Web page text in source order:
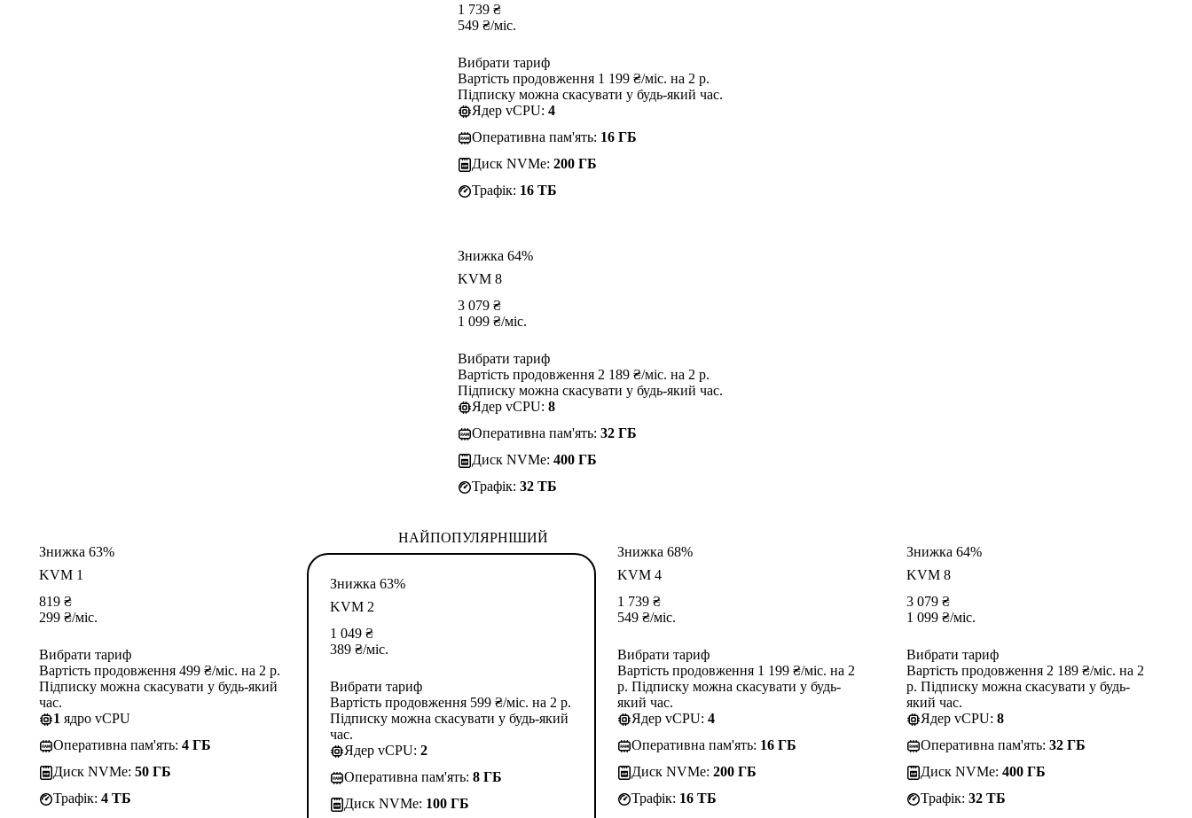
1 739 ₴
549 ₴/міс.
Вибрати тариф
Вартість продовження 1 199 ₴/міс. на 2 р.
Підписку можна скасувати у будь-який час.
Ядер vCPU: 4
Оперативна пам'ять: 16 ГБ
Диск NVMe: 200 ГБ
Трафік: 16 TБ
Знижка 64%
KVM 8
3 079 ₴
1 099 ₴/міс.
Вибрати тариф
Вартість продовження 2 189 ₴/міс. на 2 р.
Підписку можна скасувати у будь-який час.
Ядер vCPU: 8
Оперативна пам'ять: 32 ГБ
Диск NVMe: 400 ГБ
Трафік: 32 TБ
Знижка 63%
KVM 1
819 ₴
299 ₴/міс.
Вибрати тариф
Вартість продовження 499 ₴/міс. на 2 р.
Підписку можна скасувати у будь-який
час.
1 ядро vCPU
Оперативна пам'ять: 4 ГБ
Диск NVMe: 50 ГБ
Трафік: 4 TБ
НАЙПОПУЛЯРНІШИЙ
Знижка 63%
KVM 2
1 049 ₴
389 ₴/міс.
Вибрати тариф
Вартість продовження 599 ₴/міс. на 2 р.
Підписку можна скасувати у будь-який
час.
Ядер vCPU: 2
Оперативна пам'ять: 8 ГБ
Диск NVMe: 100 ГБ
Знижка 68%
KVM 4
1 739 ₴
549 ₴/міс.
Вибрати тариф
Вартість продовження 1 199 ₴/міс. на 2
р. Підписку можна скасувати у будь-
який час.
Ядер vCPU: 4
Оперативна пам'ять: 16 ГБ
Диск NVMe: 200 ГБ
Трафік: 16 TБ
Знижка 64%
KVM 8
3 079 ₴
1 099 ₴/міс.
Вибрати тариф
Вартість продовження 2 189 ₴/міс. на 2
р. Підписку можна скасувати у будь-
який час.
Ядер vCPU: 8
Оперативна пам'ять: 32 ГБ
Диск NVMe: 400 ГБ
Трафік: 32 TБ